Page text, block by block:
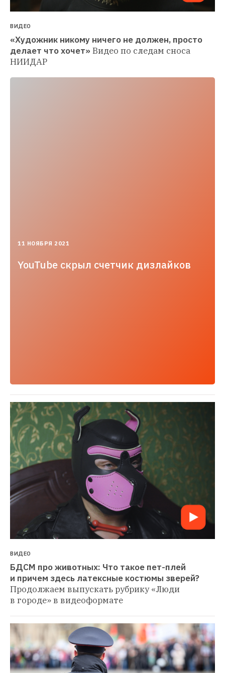
ВИДЕО
«Художник никому ничего не должен, просто
делает что хочет» Видео по следам сноса
НИИДАР
2021-
11T09:11:58.000+03:00
11 НОЯБРЯ 2021
YouTube скрыл счетчик дизлайков
ВИДЕО
БДСМ про животных: Что такое пет-плей
Продолжаем выпускать рубрику «Люди
в городе» в видеоформате